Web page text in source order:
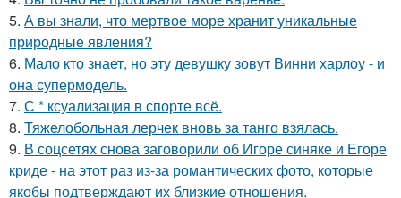
5. А вы знали, что мертвое море хранит уникальные
природные явления?
6. Мало кто знает, но эту девушку зовут Винни харлоу - и
она супермодель.
7. С * ксуализация в спорте всё.
8. Тяжелобольная лерчек вновь за танго взялась.
9. В соцсетях снова заговорили об Игоре синяке и Егоре
криде - на этот раз из-за романтических фото, которые
якобы подтверждают их близкие отношения.